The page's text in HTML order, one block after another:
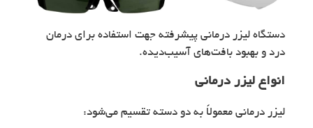
دستگاه لیزر درمانی پیشرفته جهت استفاده برای درمان
درد و بهبود بافت‌های آسیب‌دیده.
انواع لیزر درمانی
لیزر درمانی معمولاً به دو دسته تقسیم می‌شود: